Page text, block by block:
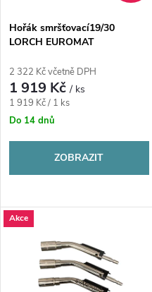
p
r
o
d
u
k
s
p
r
o
u
k
Hořák smršťovací19/30
LORCH EUROMAT
2 322 Kč včetně DPH
1 919 Kč/ ks
Měrná
cena:
1 919 Kč / 1 ks
Do 14 dnů
ZOBRAZIT
Akce